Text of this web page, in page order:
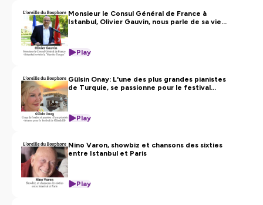
Monsieur le Consul Général de France à
Istanbul, Olivier Gauvin, nous parle de sa vie
Play
Gülsin Onay: L'une des plus grandes pianistes
de Turquie, se passionne pour le festival
Play
Nino Varon, showbiz et chansons des sixties
entre Istanbul et Paris
Play